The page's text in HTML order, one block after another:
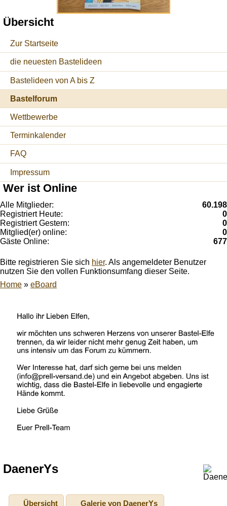
Übersicht
Zur Startseite
die neuesten Bastelideen
Bastelideen von A bis Z
Bastelforum
Wettbewerbe
Terminkalender
FAQ
Impressum
Wer ist Online
Alle Mitglieder:
60.198
Registriert Heute:
0
Registriert Gestern:
0
Mitglied(er) online:
0
Gäste Online:
677
Bitte registrieren Sie sich hier. Als angemeldeter Benutzer
nutzen Sie den vollen Funktionsumfang dieser Seite.
Home » eBoard
DaenerYs
Übersicht Galerie von DaenerYs